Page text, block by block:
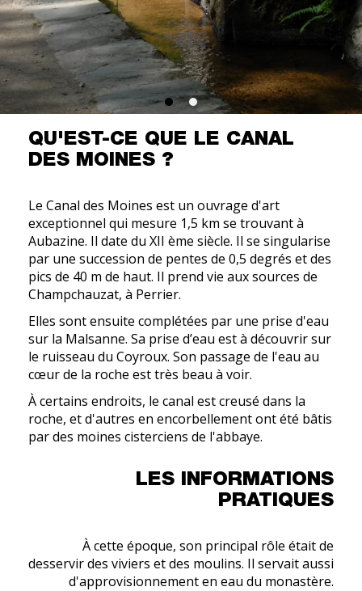
QU'EST-CE QUE LE CANAL
DES MOINES ?
Le Canal des Moines est un ouvrage d'art
exceptionnel qui mesure 1,5 km se trouvant à
Aubazine. Il date du XII ème siècle. Il se singularise
par une succession de pentes de 0,5 degrés et des
pics de 40 m de haut. Il prend vie aux sources de
Champchauzat, à Perrier.
Elles sont ensuite complétées par une prise d'eau
sur la Malsanne. Sa prise d’eau est à découvrir sur
le ruisseau du Coyroux. Son passage de l'eau au
cœur de la roche est très beau à voir.
À certains endroits, le canal est creusé dans la
roche, et d'autres en encorbellement ont été bâtis
par des moines cisterciens de l'abbaye.
LES INFORMATIONS
PRATIQUES
À cette époque, son principal rôle était de
desservir des viviers et des moulins. Il servait aussi
d'approvisionnement en eau du monastère.